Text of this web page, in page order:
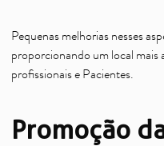
Pequenas melhorias nesses
proporcionando um local mais
profissionais e Pacientes.
Promoção